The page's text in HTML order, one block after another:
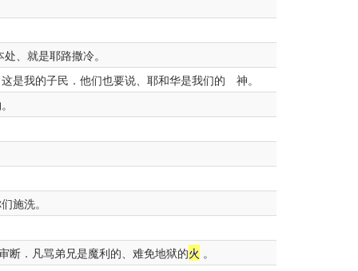
、就是耶路撒冷。
是我的子民．他们也要说、耶和华是我们的 神。
施洗。
断．凡骂弟兄是魔利的、难免地狱的火 。